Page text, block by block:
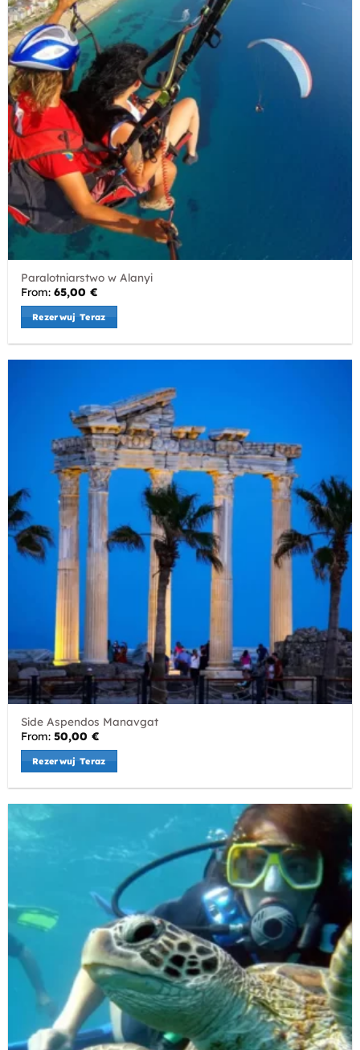
Paralotniarstwo w Alanyi
From:65,00€
Rezerwuj Teraz
Side Aspendos Manavgat
From:50,00€
Rezerwuj Teraz